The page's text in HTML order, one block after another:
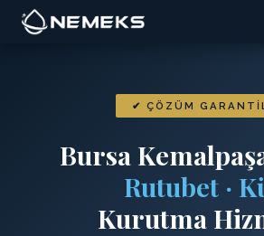
✔ ÇÖZÜM
Bursa
Rutubet ·
Kurutma